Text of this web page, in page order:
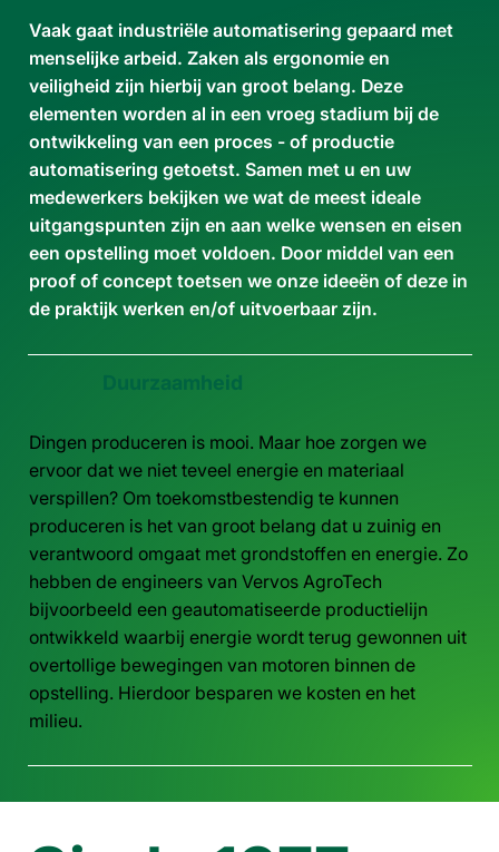
Vaak gaat industriële automatisering gepaard met
menselijke arbeid. Zaken als ergonomie en
veiligheid zijn hierbij van groot belang. Deze
elementen worden al in een vroeg stadium bij de
ontwikkeling van een proces - of productie
automatisering getoetst. Samen met u en uw
medewerkers bekijken we wat de meest ideale
uitgangspunten zijn en aan welke wensen en eisen
een opstelling moet voldoen. Door middel van een
proof of concept toetsen we onze ideeën of deze in
de praktijk werken en/of uitvoerbaar zijn.
Dingen produceren is mooi. Maar hoe zorgen we
ervoor dat we niet teveel energie en materiaal
verspillen? Om toekomstbestendig te kunnen
produceren is het van groot belang dat u zuinig en
verantwoord omgaat met grondstoffen en energie. Zo
hebben de engineers van Vervos AgroTech
bijvoorbeeld een geautomatiseerde productielijn
ontwikkeld waarbij energie wordt terug gewonnen uit
overtollige bewegingen van motoren binnen de
opstelling. Hierdoor besparen we kosten en het
milieu.